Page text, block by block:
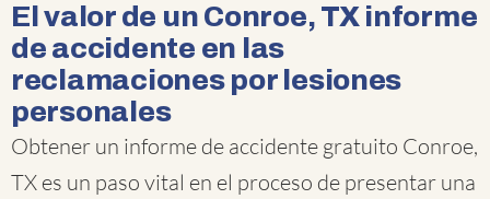
El valor de un Conroe, TX informe
de accidente en las
reclamaciones por lesiones
personales
Obtener un informe de accidente gratuito Conroe,
TX es un paso vital en el proceso de presentar una